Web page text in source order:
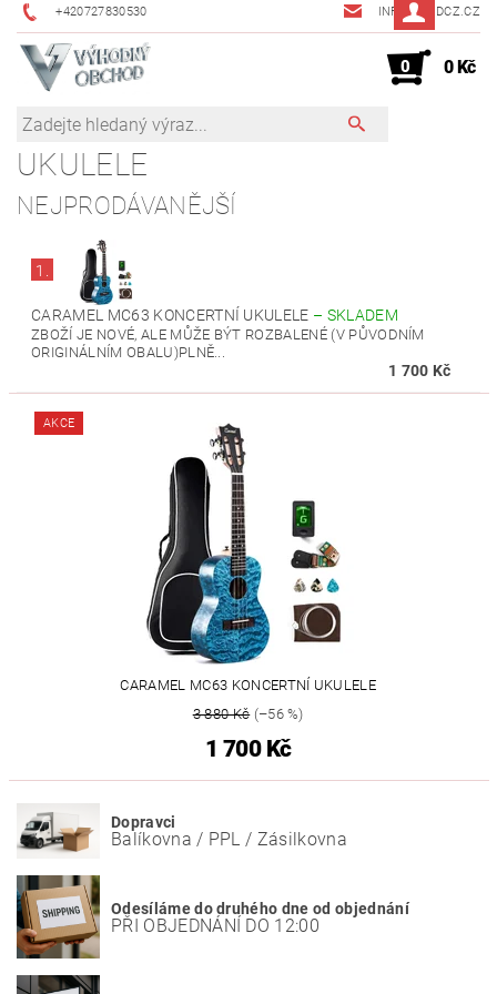
+420727830530 INFO@JMDCZ.CZ
0 0 Kč
UKULELE
NEJPRODÁVANĚJŠÍ
1.
CARAMEL MC63 KONCERTNÍ UKULELE – SKLADEM
ZBOŽÍ JE NOVÉ, ALE MŮŽE BÝT ROZBALENÉ (V PŮVODNÍM
ORIGINÁLNÍM OBALU)PLNĚ...
1 700 Kč
AKCE
CARAMEL MC63 KONCERTNÍ UKULELE
3 880 Kč(–56 %)
1 700 Kč
Dopravci
Balíkovna / PPL / Zásilkovna
Odesíláme do druhého dne od objednání
PŘI OBJEDNÁNÍ DO 12:00